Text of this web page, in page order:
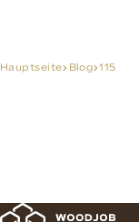
Hauptseite Blog 115